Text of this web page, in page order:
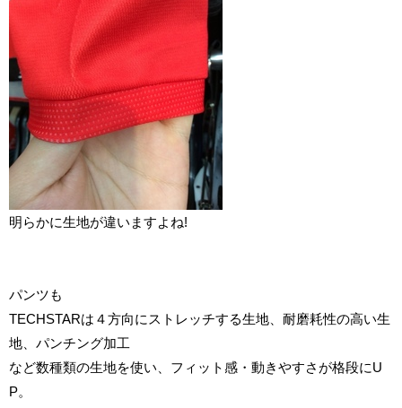
明らかに生地が違いますよね!
パンツも
TECHSTARは４方向にストレッチする生地、 耐磨耗性の高い生
地、パンチング加工
など数種類の生地を使い、フィット感・動きやすさが格段にU
P。